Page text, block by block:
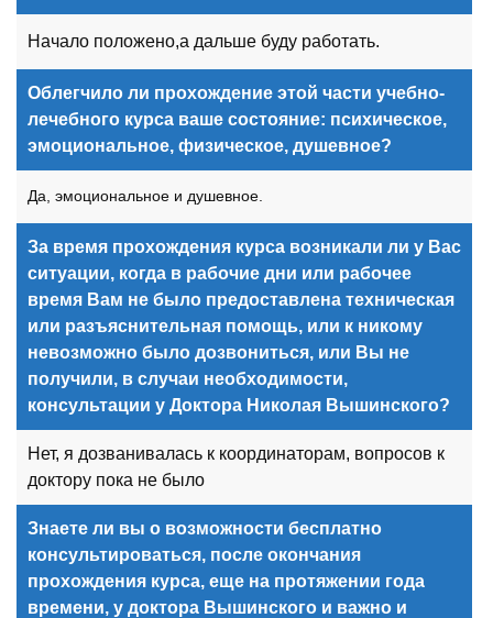
Начало положено,а дальше буду работать.
Облегчило ли прохождение этой части учебно-
лечебного курса ваше состояние: психическое,
эмоциональное, физическое, душевное?
Да, эмоциональное и душевное.
За время прохождения курса возникали ли у Вас
ситуации, когда в рабочие дни или рабочее
время Вам не было предоставлена техническая
или разъяснительная помощь, или к никому
невозможно было дозвониться, или Вы не
получили, в случаи необходимости,
консультации у Доктора Николая Вышинского?
Нет, я дозванивалась к координаторам, вопросов к
доктору пока не было
Знаете ли вы о возможности бесплатно
консультироваться, после окончания
прохождения курса, еще на протяжении года
времени, у доктора Вышинского и важно и